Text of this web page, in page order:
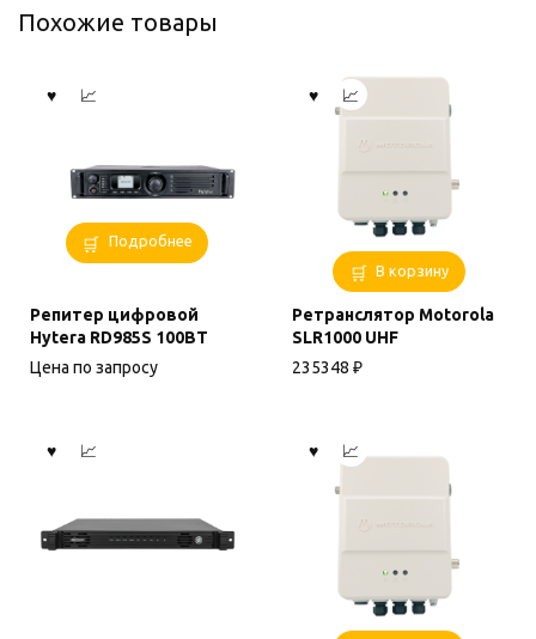
Похожие товары
Подробнее
Репитер цифровой
Hytera RD985S 100ВТ
Цена по запросу
В корзину
Ретранслятор Motorola
SLR1000 UHF
235348 ₽